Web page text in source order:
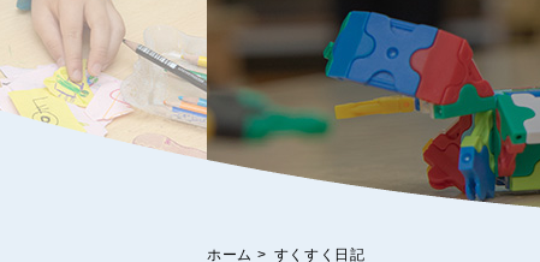
ホーム > すくすく日記